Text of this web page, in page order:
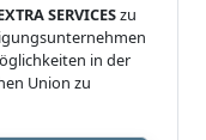
SERVICESzu
in der
Union zu